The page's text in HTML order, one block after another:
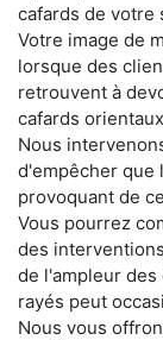
cafards de votre
Votre image de
lorsque des
retrouvent à
cafards
Nous
d'empêcher que
provoquant de
Vous pourrez
des
de l'ampleur des
rayés peut
Nous vous